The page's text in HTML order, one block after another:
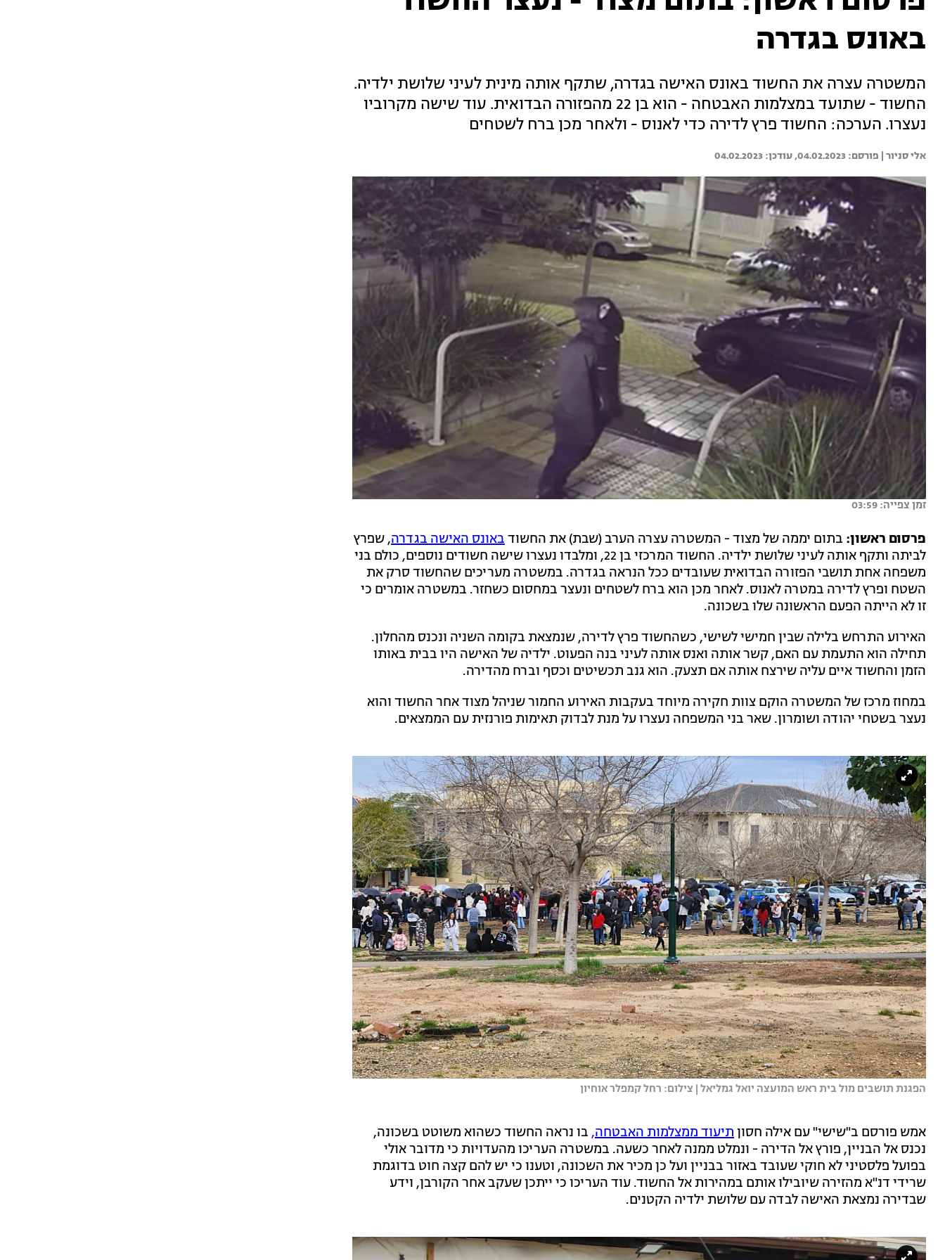
באונס בגדרה
המשטרה עצרה את החשוד באונס האישה בגדרה, שתקף אותה מינית לעיני שלושת ילדיה.
החשוד - שתועד במצלמות האבטחה - הוא בן 22 מהפזורה הבדואית. עוד שישה מקרוביו
נעצרו. הערכה: החשוד פרץ לדירה כדי לאנוס - ולאחר מכן ברח לשטחים
אלי סניור | 04.02.2023
04.02.2023
זמן צפייה: 03:59
פרסום ראשון: בתום יממה של מצוד - המשטרה עצרה הערב (שבת) את החשודבאונס האישה בגדרה, שפרץ
לביתה ותקף אותה לעיני שלושת ילדיה. החשוד המרכזי בן 22, ומלבדו נעצרו שישה חשודים נוספים, כולם בני
משפחה אחת תושבי הפזורה הבדואית שעובדים ככל הנראה בגדרה. במשטרה מעריכים שהחשוד סרק את
השטח ופרץ לדירה במטרה לאנוס. לאחר מכן הוא ברח לשטחים ונעצר במחסום כשחזר. במשטרה אומרים כי
זו לא הייתה הפעם הראשונה שלו בשכונה.
האירוע התרחש בלילה שבין חמישי לשישי, כשהחשוד פרץ לדירה, שנמצאת בקומה השניה ונכנס מהחלון.
תחילה הוא התעמת עם האם, קשר אותה ואנס אותה לעיני בנה הפעוט. ילדיה של האישה היו בבית באותו
הזמן והחשוד איים עליה שירצח אותה אם תצעק. הוא גנב תכשיטים וכסף וברח מהדירה.
במחוז מרכז של המשטרה הוקם צוות חקירה מיוחד בעקבות האירוע החמור שניהל מצוד אחר החשוד והוא
נעצר בשטחי יהודה ושומרון. שאר בני המשפחה נעצרו על מנת לבדוק תאימות פורנזית עם הממצאים.
הפגנת תושבים מול בית ראש המועצה יואל גמליאל | צילום: רחל קמפלר אוחיון
אמש פורסם ב"שישי" עם אילה חסון תיעוד ממצלמות האבטחה, בו נראה החשוד כשהוא משוטט בשכונה,
נכנס אל הבניין, פורץ אל הדירה - ונמלט ממנה לאחר כשעה. במשטרה העריכו מהעדויות כי מדובר אולי
בפועל פלסטיני לא חוקי שעובד באזור בבניין ועל כן מכיר את השכונה, וטענו כי יש להם קצה חוט בדוגמת
שרידי דנ"א מהזירה שיובילו אותם במהירות אל החשוד. עוד העריכו כי ייתכן שעקב אחר הקורבן, וידע
שבדירה נמצאת האישה לבדה עם שלושת ילדיה הקטנים.